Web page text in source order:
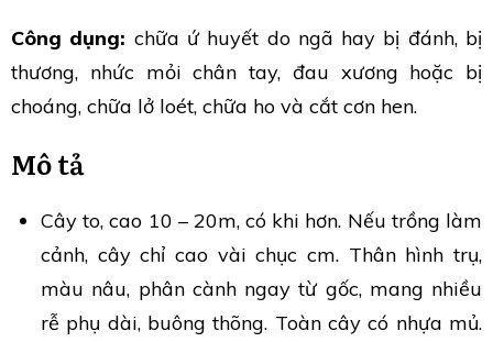
Công dụng: chữa ứ huyết do ngã hay bị đánh, bị
thương, nhức mỏi chân tay, đau xương hoặc bị
choáng, chữa lở loét, chữa ho và cắt cơn hen.
Mô tả
Cây to, cao 10 – 20m, có khi hơn. Nếu trồng làm
cảnh, cây chỉ cao vài chục cm. Thân hình trụ,
màu nâu, phân cành ngay từ gốc, mang nhiều
rễ phụ dài, buông thõng. Toàn cây có nhựa mủ.